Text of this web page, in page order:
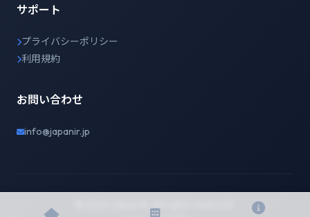
サポート
プライバシーポリシー
利用規約
お問い合わせ
info@japanir.jp